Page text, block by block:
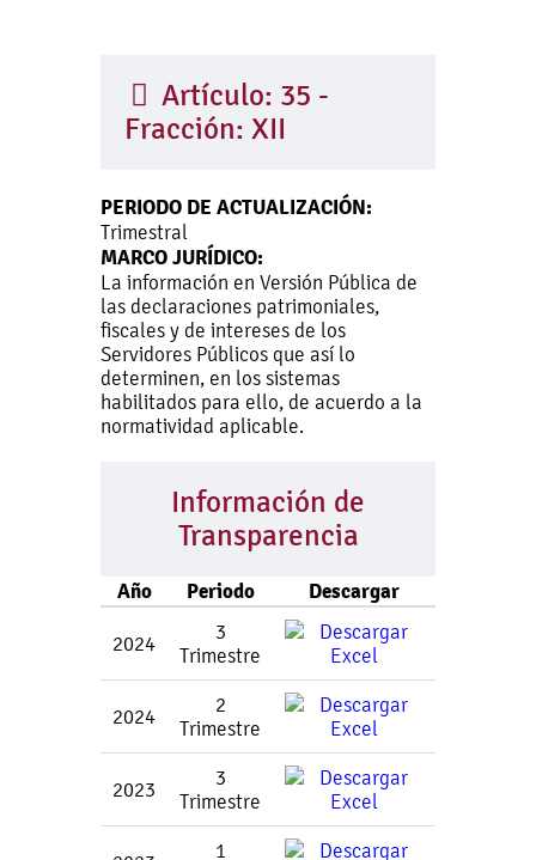
Artículo: 35 -
Fracción: XII
PERIODO DE ACTUALIZACIÓN:
Trimestral
MARCO JURÍDICO:
La información en Versión Pública de
las declaraciones patrimoniales,
fiscales y de intereses de los
Servidores Públicos que así lo
determinen, en los sistemas
habilitados para ello, de acuerdo a la
normatividad aplicable.
Información de
Transparencia
Año Periodo Descargar
2024
3
Trimestre
2024
2
Trimestre
2023
3
Trimestre
1